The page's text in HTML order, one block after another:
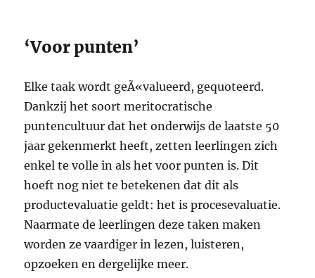
‘Voor punten’
Elke taak wordt geÃ«valueerd, gequoteerd.
Dankzij het soort meritocratische
puntencultuur dat het onderwijs de laatste 50
jaar gekenmerkt heeft, zetten leerlingen zich
enkel te volle in als het voor punten is. Dit
hoeft nog niet te betekenen dat dit als
productevaluatie geldt: het is procesevaluatie.
Naarmate de leerlingen deze taken maken
worden ze vaardiger in lezen, luisteren,
opzoeken en dergelijke meer.